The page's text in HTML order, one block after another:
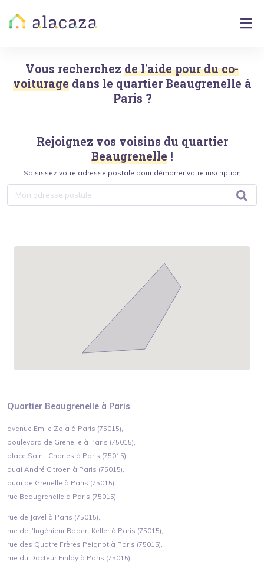
Vous recherchez de l'aide pour du co-
voiturage dans le quartier Beaugrenelle à
Paris ?
Rejoignez vos voisins du quartier
Beaugrenelle !
Saisissez votre adresse postale pour démarrer votre inscription
Quartier Beaugrenelle à Paris
avenue Emile Zola à Paris (75015),
boulevard de Grenelle à Paris (75015),
place Saint-Charles à Paris (75015),
quai André Citroën à Paris (75015),
quai de Grenelle à Paris (75015),
rue Beaugrenelle à Paris (75015),
rue de Javel à Paris (75015),
rue de l'Ingénieur Robert Keller à Paris (75015),
rue des Quatre Frères Peignot à Paris (75015),
rue du Docteur Finlay à Paris (75015),